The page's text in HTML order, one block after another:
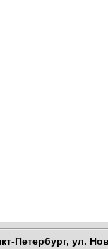
Петербург, ул.